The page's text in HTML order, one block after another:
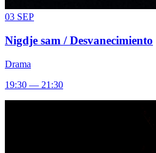
03 SEP
Nigdje sam / Desvanecimiento
Drama
19:30 — 21:30